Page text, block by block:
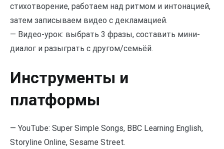
стихотворение, работаем над ритмом и интонацией,
затем записываем видео с декламацией.
— Видео-урок: выбрать 3 фразы, составить мини-
диалог и разыграть с другом/семьёй.
Инструменты и
платформы
— YouTube: Super Simple Songs, BBC Learning English,
Storyline Online, Sesame Street.